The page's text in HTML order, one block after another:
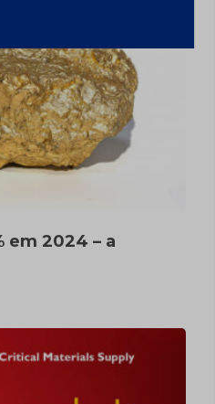
em 2024 – a